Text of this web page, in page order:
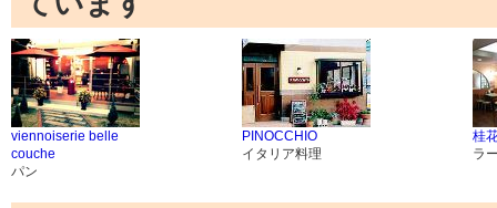
viennoiserie belle
couche
パン
PINOCCHIO
イタリア料理
桂
ラ